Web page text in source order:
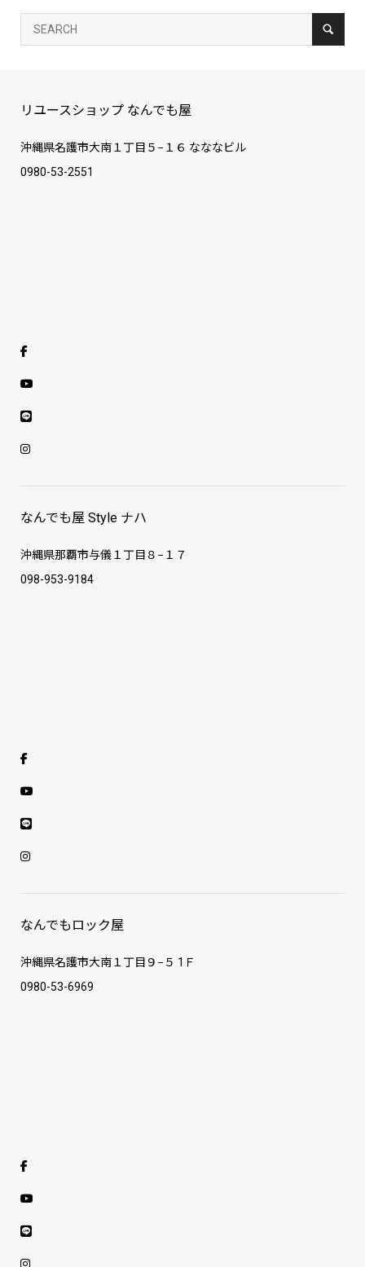
リユースショップ なんでも屋
沖縄県名護市大南１丁目５−１６ なななビル
0980-53-2551
なんでも屋 Style ナハ
沖縄県那覇市与儀１丁目８−１７
098-953-9184
なんでもロック屋
沖縄県名護市大南１丁目９−５ 1Ｆ
0980-53-6969